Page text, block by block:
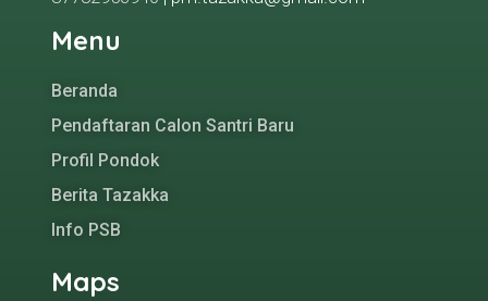
Menu
Beranda
Pendaftaran Calon Santri Baru
Profil Pondok
Berita Tazakka
Info PSB
Maps